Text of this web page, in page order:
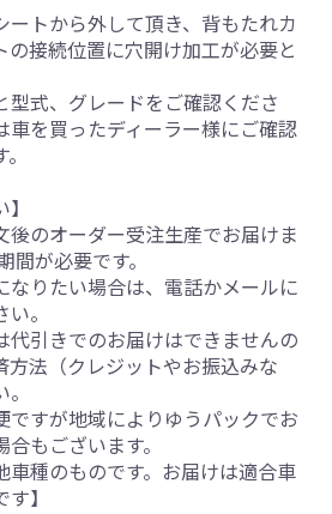
ートから外して頂き、背もたれカ
の接続位置に穴開け加工が必要と
式、グレードをご確認くださ
車を買ったディーラー様にご確認
のオーダー受注生産でお届けま
が必要です。
なりたい場合は、電話かメールに
。
代引きでのお届けはできませんの
方法（クレジットやお振込みな
ですが地域によりゆうパックでお
もございます。
車種のものです。お届けは適合車
】